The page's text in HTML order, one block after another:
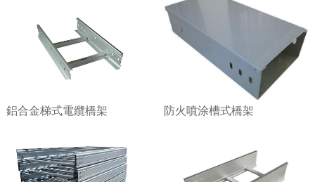
鋁合金梯式電纜橋架 防火噴涂槽式橋架